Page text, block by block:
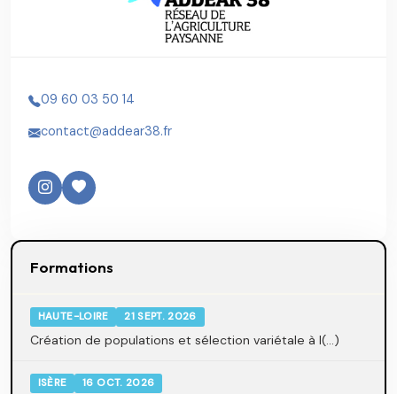
09 60 03 50 14
contact@addear38.fr
Formations
HAUTE-LOIRE 21 SEPT. 2026
Création de populations et sélection variétale à l(...)
ISÈRE 16 OCT. 2026